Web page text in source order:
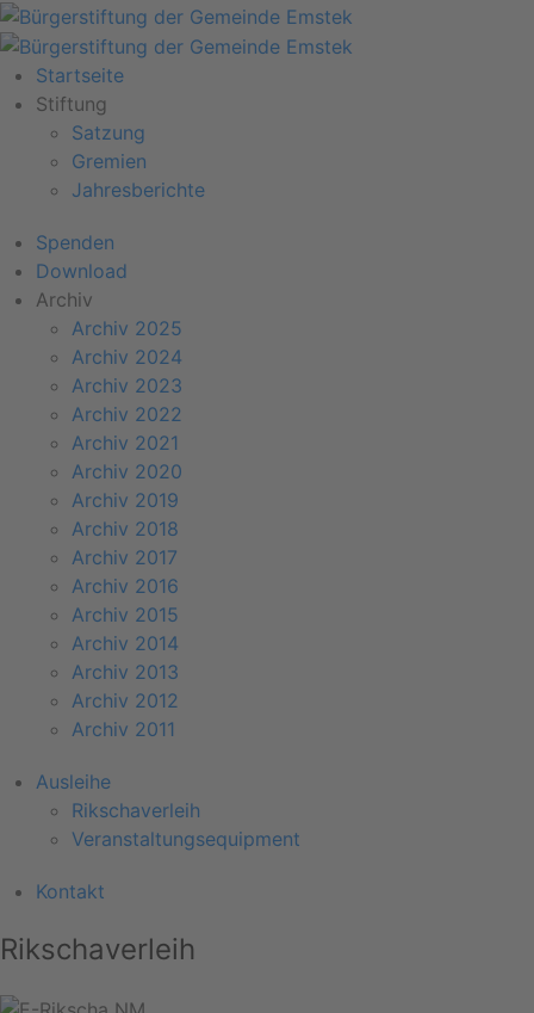
Startseite
Stiftung
Satzung
Gremien
Jahresberichte
Spenden
Download
Archiv
Archiv 2025
Archiv 2024
Archiv 2023
Archiv 2022
Archiv 2021
Archiv 2020
Archiv 2019
Archiv 2018
Archiv 2017
Archiv 2016
Archiv 2015
Archiv 2014
Archiv 2013
Archiv 2012
Archiv 2011
Ausleihe
Rikschaverleih
Veranstaltungsequipment
Kontakt
Rikschaverleih